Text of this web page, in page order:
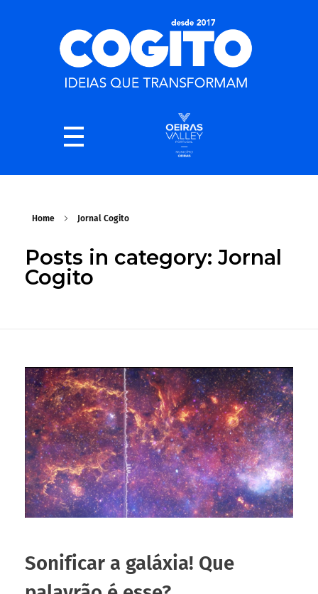
Home Jornal Cogito
Posts in category: Jornal
Cogito
Sonificar a galáxia! Que